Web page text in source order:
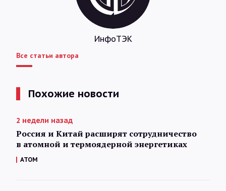
ИнфоТЭК
Все статьи автора
Похожие новости
2 недели назад
Россия и Китай расширят сотрудничество
в атомной и термоядерной энергетиках
АТОМ